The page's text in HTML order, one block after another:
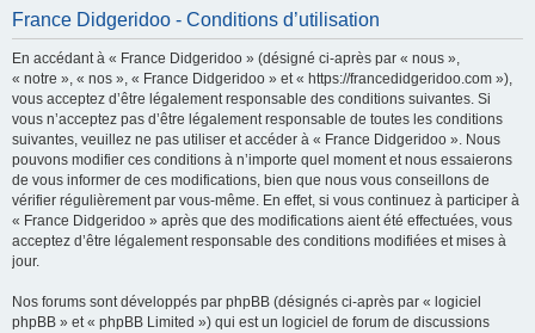
France Didgeridoo - Conditions d’utilisation
En accédant à « France Didgeridoo » (désigné ci-après par « nous »,
« notre », « nos », « France Didgeridoo » et « https://francedidgeridoo.com »),
vous acceptez d’être légalement responsable des conditions suivantes. Si
vous n’acceptez pas d’être légalement responsable de toutes les conditions
suivantes, veuillez ne pas utiliser et accéder à « France Didgeridoo ». Nous
pouvons modifier ces conditions à n’importe quel moment et nous essaierons
de vous informer de ces modifications, bien que nous vous conseillons de
vérifier régulièrement par vous-même. En effet, si vous continuez à participer à
« France Didgeridoo » après que des modifications aient été effectuées, vous
acceptez d’être légalement responsable des conditions modifiées et mises à
jour.
Nos forums sont développés par phpBB (désignés ci-après par « logiciel
phpBB » et « phpBB Limited ») qui est un logiciel de forum de discussions